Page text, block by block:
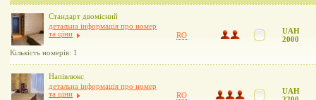
Стандарт двомісний
детальна інформація про номер
та ціни
Кількість номерів: 1
RO
UAH
2000
Напівлюкс
детальна інформація про номер
та ціни
RO
UAH